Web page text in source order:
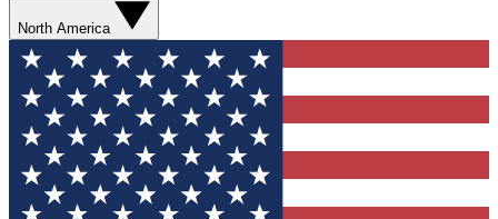
North America